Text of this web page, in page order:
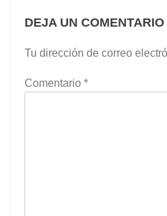
DEJA UN COMENTARIO
Tu dirección de correo
Comentario *